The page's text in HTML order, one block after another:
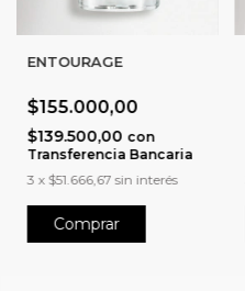
ENTOURAGE
$155.000,00
$139.500,00 con
Transferencia Bancaria
3 x $51.666,67 sin interés
Comprar